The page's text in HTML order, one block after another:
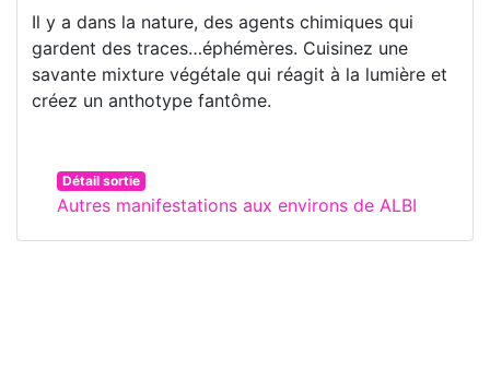
Il y a dans la nature, des agents chimiques qui
gardent des traces…éphémères. Cuisinez une
savante mixture végétale qui réagit à la lumière et
créez un anthotype fantôme.
Détail sortie
Autres manifestations aux environs de ALBI